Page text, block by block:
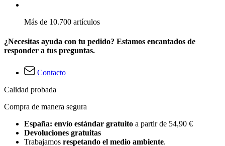
Más de 10.700 artículos
¿Necesitas ayuda con tu pedido? Estamos encantados de
responder a tus preguntas.
Contacto
Calidad probada
Compra de manera segura
España: envío estándar gratuito a partir de 54,90 €
Devoluciones gratuitas
Trabajamos respetando el medio ambiente.